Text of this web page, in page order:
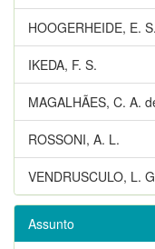
HOOGERHEIDE, E.
IKEDA, F. S.
MAGALHÃES, C. A.
ROSSONI, A. L.
VENDRUSCULO, L.
Assunto